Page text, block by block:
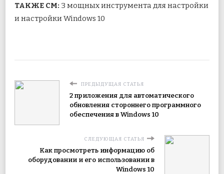
ТАКЖЕ СМ: 3 мощных инструмента для настройки
и настройки Windows 10
ПРЕДЫДУЩАЯ СТАТЬЯ
2 приложения для автоматического
обновления стороннего программного
обеспечения в Windows 10
СЛЕДУЮЩАЯ СТАТЬЯ
Как просмотреть информацию об
оборудовании и его использовании в
Windows 10